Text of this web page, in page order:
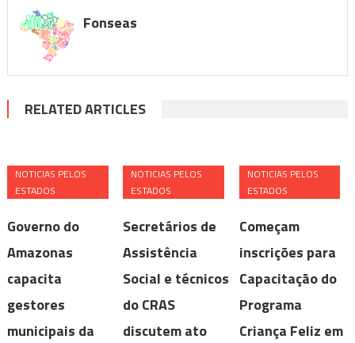
Fonseas
RELATED ARTICLES
NOTICIAS PELOS
ESTADOS
Governo do
Amazonas
capacita
gestores
municipais da
NOTICIAS PELOS
ESTADOS
Secretários de
Assistência
Social e técnicos
do CRAS
discutem ato
NOTICIAS PELOS
ESTADOS
Começam
inscrições para
Capacitação do
Programa
Criança Feliz em